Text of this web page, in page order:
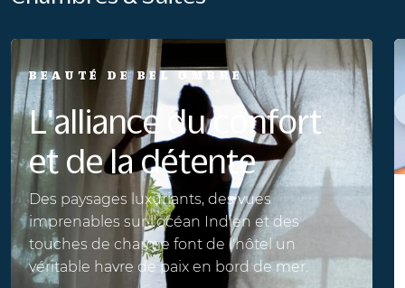
BEAUTÉ DE BEL OMBRE
L'alliance du confort
et de la détente
Des paysages luxuriants, des vues
imprenables sur l'océan Indien et des
touches de charme font de l'hôtel un
véritable havre de paix en bord de mer.